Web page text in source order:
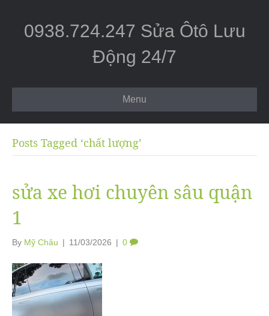
0938.724.247 Sửa Ôtô Lưu
Động 24/7
Menu
Posts Tagged ‘chất lượng’
sửa xe hơi chuyên sâu quận
1
By Mỹ Châu | 11/03/2026 | 0